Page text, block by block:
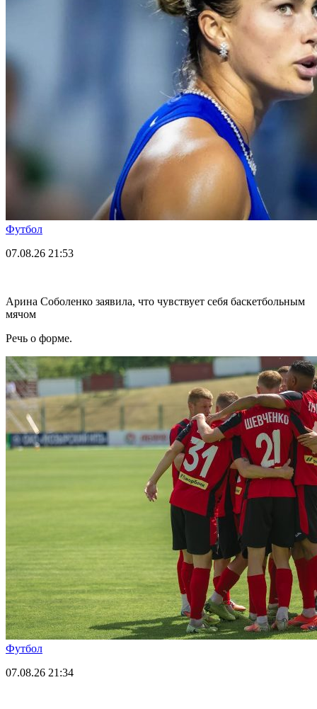
Футбол
07.08.26 21:53
Арина Соболенко заявила, что чувствует себя баскетбольным
мячом
Речь о форме.
Футбол
07.08.26 21:34